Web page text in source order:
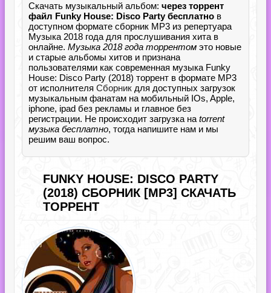
Скачать музыкальный альбом: через торрент
файл Funky House: Disco Party бесплатно в
доступном формате сборник MP3 из репертуара
Музыка 2018 года для прослушивания хита в
онлайне. Музыка 2018 года торрентом это новые
и старые альбомы хитов и признана
пользователями как современная музыка Funky
House: Disco Party (2018) торрент в формате MP3
от исполнителя Сборник для доступных загрузок
музыкальным фанатам на мобильный IOs, Apple,
iphone, ipad без рекламы и главное без
регистрации. Не происходит загрузка на torrent
музыка бесплатно, тогда напишите нам и мы
решим ваш вопрос.
FUNKY HOUSE: DISCO PARTY
(2018) СБОРНИК [MP3] СКАЧАТЬ
ТОРРЕНТ